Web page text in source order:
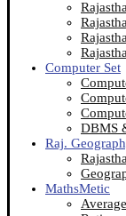
Computer Set
DBMS
Raj.
MathsMetic